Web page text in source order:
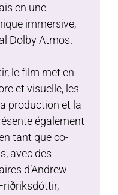
en une
immersive,
Dolby Atmos.
le film met en
et visuelle, les
production et la
également
tant que co-
avec des
d’Andrew